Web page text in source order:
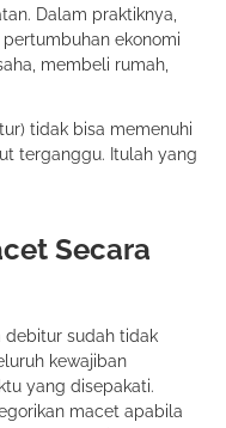
Dalam praktiknya,
ekonomi
membeli rumah,
tidak bisa memenuhi
terganggu. Itulah yang
Secara
debitur sudah tidak
kewajiban
yang disepakati.
macet apabila